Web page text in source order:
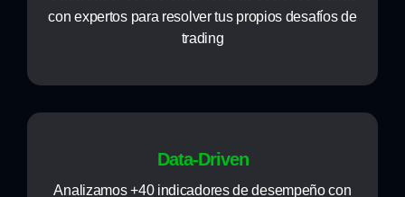
con expertos para resolver tus propios desafíos de
trading
Data-Driven
Analizamos +40 indicadores de desempeño con